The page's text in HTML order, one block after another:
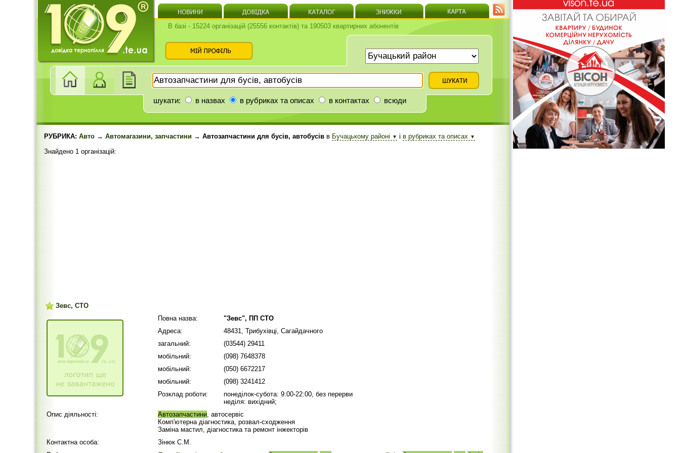
В базі - 15224 організацій (25556 контактів) та 190503 квартирних абонентів
шукати: в назвах в рубриках та описах в контактах всюди
РУБРИКА: Авто → Автомагазини, запчастини → Автозапчастини для бусів, автобусів в Бучацькому районі ▼ і в рубриках та описах ▼
Знайдено 1 організацій:
Зевс, СТО
Повна назва:
"Зевс", ПП СТО
Адреса:
48431, Трибухівці, Сагайдачного
загальний:
(03544) 29411
мобільний:
(098) 7648378
мобільний:
(050) 6672217
мобільний:
(098) 3241412
Розклад роботи:
понеділок-субота: 9:00-22:00, без перерви
неділя: вихідний;
Опис діяльності:
Автозапчастини, автосервіс
Комп'ютерна діагностика, розвал-сходження
Заміна мастил, діагностика та ремонт інжекторів
Контактна особа:
Зінюк С.М.